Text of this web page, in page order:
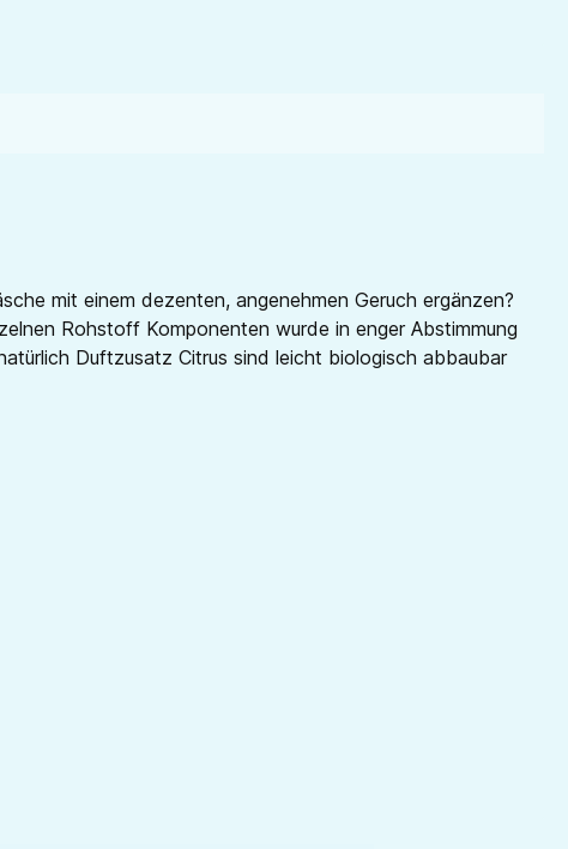
mit einem dezenten, angenehmen Geruch ergänzen?
Rohstoff Komponenten wurde in enger Abstimmung
Duftzusatz Citrus sind leicht biologisch abbaubar